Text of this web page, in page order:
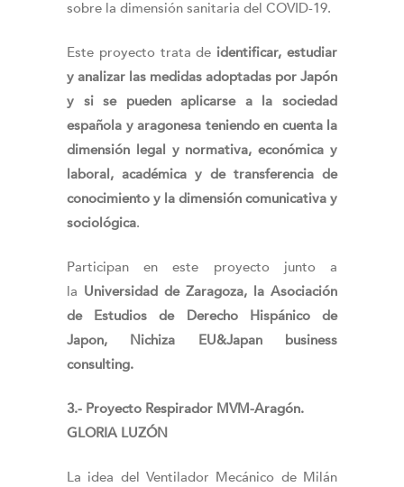
sobre la dimensión sanitaria del COVID-19.
Este proyecto trata de identificar, estudiar
y analizar las medidas adoptadas por Japón
y si se pueden aplicarse a la sociedad
española y aragonesa teniendo en cuenta la
dimensión legal y normativa, económica y
laboral, académica y de transferencia de
conocimiento y la dimensión comunicativa y
sociológica.
Participan en este proyecto junto a
la Universidad de Zaragoza, la Asociación
de Estudios de Derecho Hispánico de
Japon, Nichiza EU&Japan business
consulting.
3.- Proyecto Respirador MVM-Aragón.
GLORIA LUZÓN
La idea del Ventilador Mecánico de Milán